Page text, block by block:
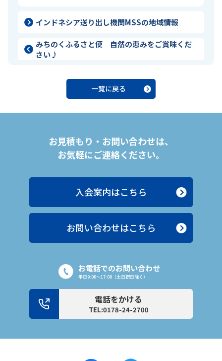
インドネシア送り出し機関MSSの地域情報
みちのくふるさと便 自然の恵みをご賞味くだ
さい♪
一覧に戻る
お見積もり・お問い合わせは、
お気軽にご連絡ください。
入会案内はこちら
お問い合わせはこちら
お電話でのお問い合わせ
平日9:00〜17:00（土日祝日除く）
電話をかける
TEL:0178-24-2700